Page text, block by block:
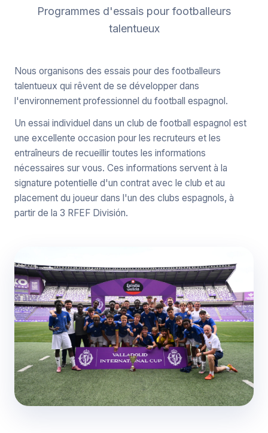
Programmes d'essais pour footballeurs
talentueux
Nous organisons des essais pour des footballeurs
talentueux qui rêvent de se développer dans
l'environnement professionnel du football espagnol.
Un essai individuel dans un club de football espagnol est
une excellente occasion pour les recruteurs et les
entraîneurs de recueillir toutes les informations
nécessaires sur vous. Ces informations servent à la
signature potentielle d'un contrat avec le club et au
placement du joueur dans l'un des clubs espagnols, à
partir de la 3 RFEF División.